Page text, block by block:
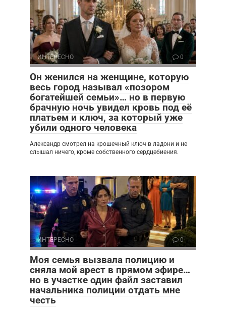
ИНТЕРЕСНО 0
Он женился на женщине, которую
весь город называл «позором
богатейшей семьи»… но в первую
брачную ночь увидел кровь под её
платьем и ключ, за который уже
убили одного человека
Александр смотрел на крошечный ключ в ладони и не
слышал ничего, кроме собственного сердцебиения.
ИНТЕРЕСНО 0
Моя семья вызвала полицию и
сняла мой арест в прямом эфире…
но в участке один файл заставил
начальника полиции отдать мне
честь